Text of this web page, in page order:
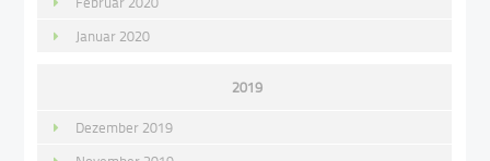
Januar 2020
2019
Dezember 2019